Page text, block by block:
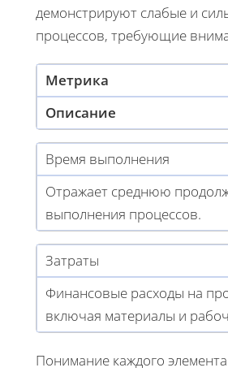
демонстрируют слабые и
процессов, требующие
Метрика
Описание
Время выполнения
Отражает среднюю
выполнения процессов.
Затраты
Финансовые расходы на
включая материалы и
Понимание каждого